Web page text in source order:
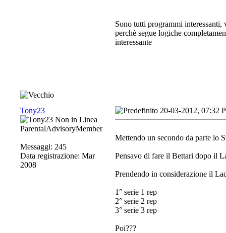
Sono tutti programmi
perchè segue logiche
interessante
Tony23
ParentalAdvisoryMember
Messaggi: 245
Data registrazione: Mar
2008
20-03-2012, 07:32
Mettendo un secondo da parte lo
Pensavo di fare il Bettari dopo il
Prendendo in considerazione il
1° serie 1 rep
2° serie 2 rep
3° serie 3 rep
Poi???